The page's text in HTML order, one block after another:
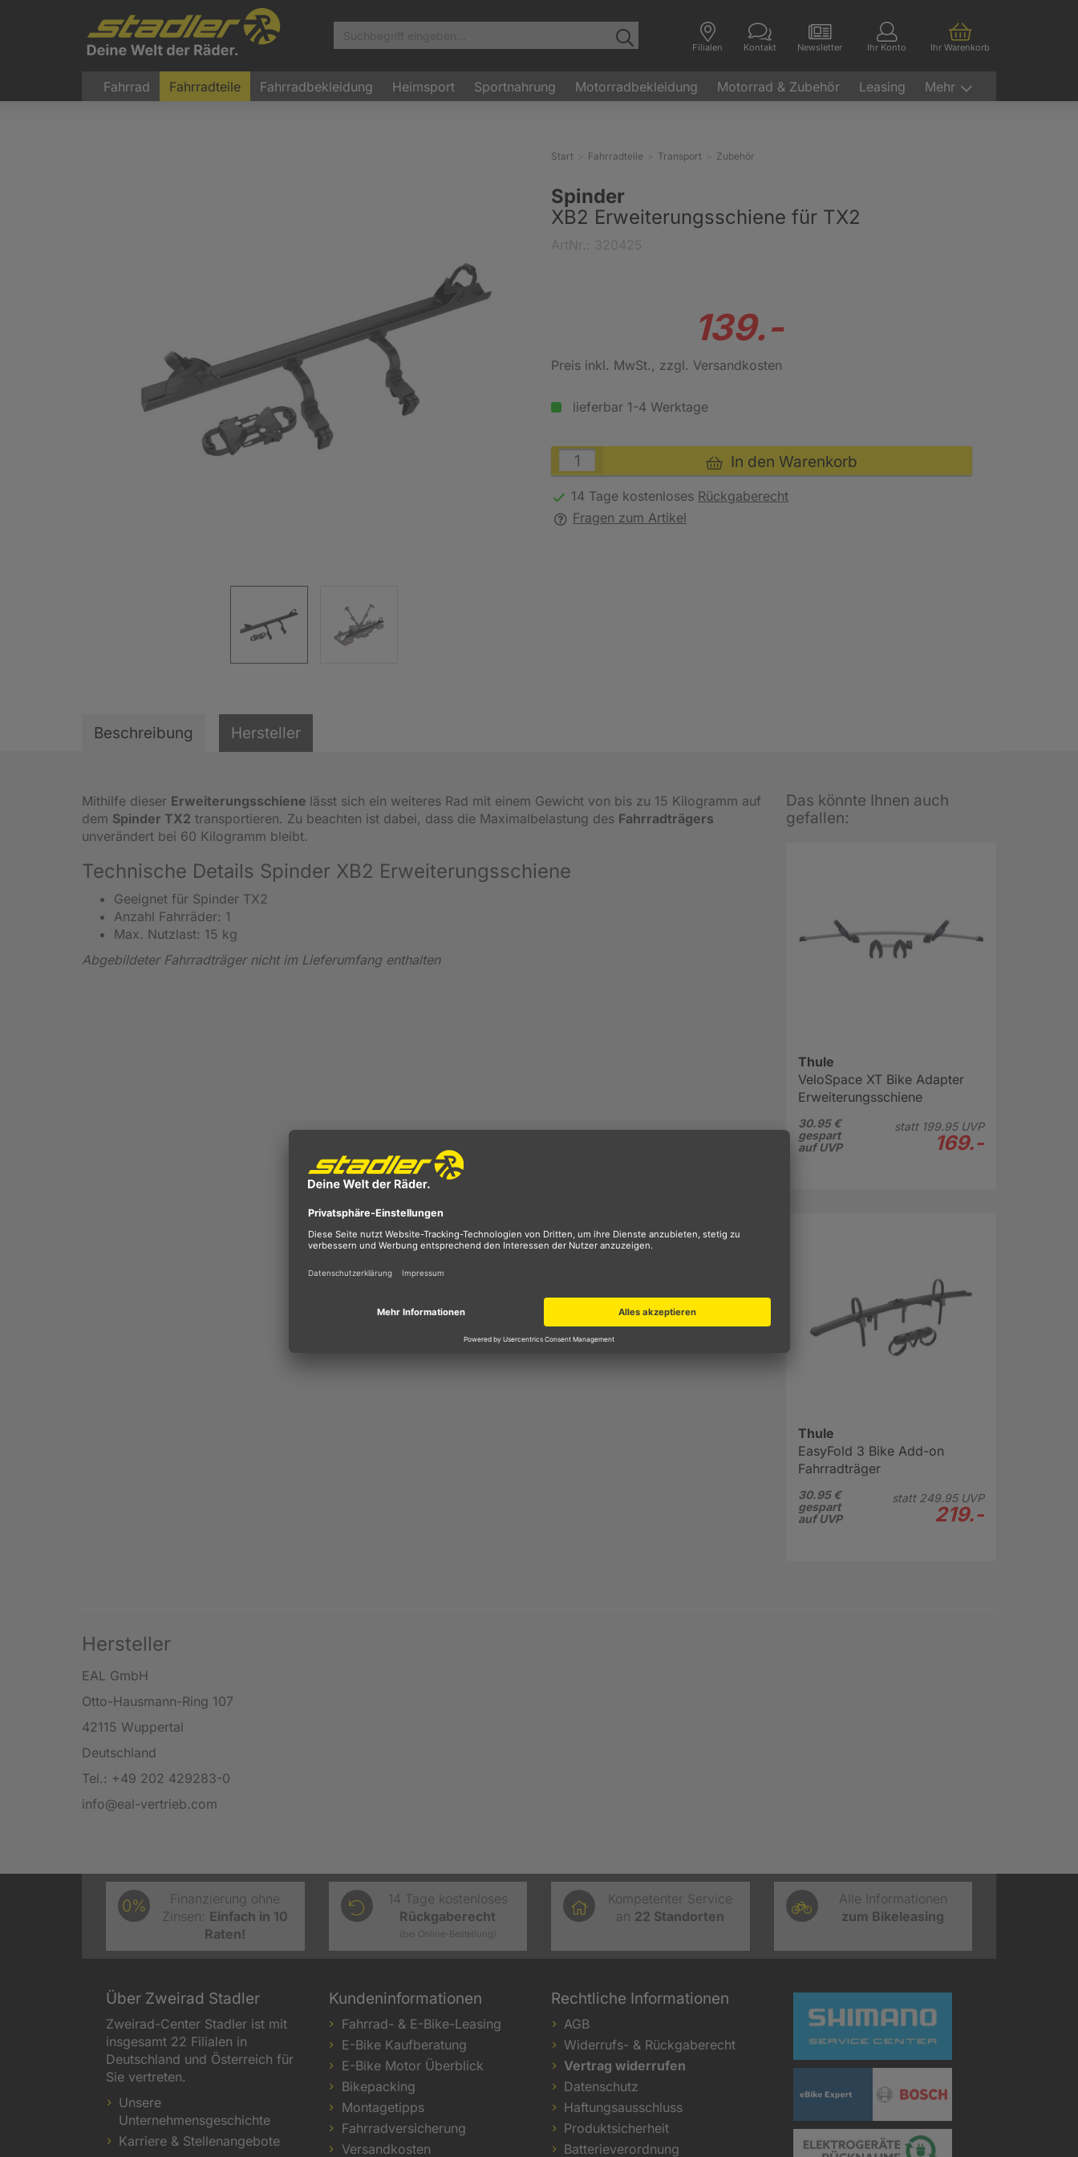
Filialen Kontakt Newsletter Ihr Konto Ihr Warenkorb
Fahrrad Fahrradteile Fahrradbekleidung Heimsport Sportnahrung Motorradbekleidung Motorrad & Zubehör Leasing Mehr
Start Fahrradteile Transport Zubehör
Spinder
XB2 Erweiterungsschiene für TX2
139.-
Preis inkl. MwSt., zzgl. Versandkosten
lieferbar 1-4 Werktage
In den Warenkorb
14 Tage kostenloses Rückgaberecht
Fragen zum Artikel
Beschreibung Hersteller
Mithilfe dieser Erweiterungsschiene lässt sich ein weiteres Rad mit einem Gewicht von bis zu 15 Kilogramm auf
dem Spinder TX2 transportieren. Zu beachten ist dabei, dass die Maximalbelastung des Fahrradträgers
unverändert bei 60 Kilogramm bleibt.
Technische Details Spinder XB2 Erweiterungsschiene
Geeignet für Spinder TX2
Anzahl Fahrräder: 1
Max. Nutzlast: 15 kg
Abgebildeter Fahrradträger nicht im Lieferumfang enthalten
Das könnte Ihnen auch
gefallen:
Thule
VeloSpace XT Bike Adapter
Erweiterungsschiene
30.95 €
gespart
auf UVP
statt 199.95UVP
169.-
Thule
EasyFold 3 Bike Add-on
Fahrradträger
30.95 €
gespart
auf UVP
statt 249.95UVP
219.-
Hersteller
EAL GmbH
Otto-Hausmann-Ring 107
42115 Wuppertal
Deutschland
Tel.: +49 202 429283-0
info@eal-vertrieb.com
0%
Finanzierung ohne
Zinsen: Einfach in 10
Raten!
14 Tage kostenloses
Rückgaberecht
(bei Online-Bestellung)
Kompetenter Service
an 22 Standorten
Alle Informationen
zum Bikeleasing
Über Zweirad Stadler
Zweirad-Center Stadler ist mit
insgesamt 22 Filialen in
Deutschland und Österreich für
Sie vertreten.
Unsere
Unternehmensgeschichte
Karriere & Stellenangebote
Kundeninformationen
Fahrrad- & E-Bike-Leasing
E-Bike Kaufberatung
E-Bike Motor Überblick
Bikepacking
Montagetipps
Fahrradversicherung
Versandkosten
Rechtliche Informationen
AGB
Widerrufs- & Rückgaberecht
Vertrag widerrufen
Datenschutz
Haftungsausschluss
Produktsicherheit
Batterieverordnung